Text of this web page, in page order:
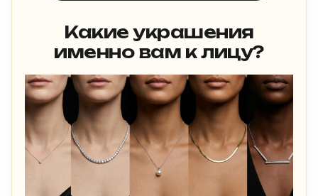
Какие украшения
именно вам к лицу?